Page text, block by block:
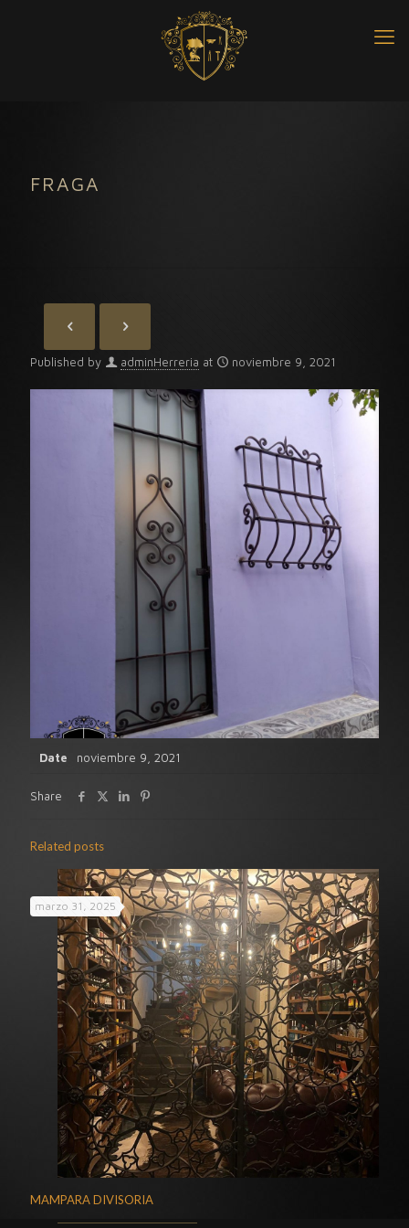
FRAGA
Published by adminHerreria at noviembre 9, 2021
Date noviembre 9, 2021
Share
Related posts
marzo 31, 2025
MAMPARA DIVISORIA